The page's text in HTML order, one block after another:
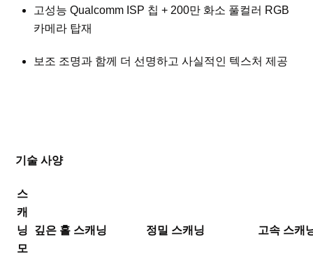
고성능 Qualcomm ISP 칩 + 200만 화소 풀컬러 RGB
카메라 탑재
보조 조명과 함께 더 선명하고 사실적인 텍스처 제공
기술 사양
스
캐
닝
모
깊은 홀 스캐닝 정밀 스캐닝 고속 스캐